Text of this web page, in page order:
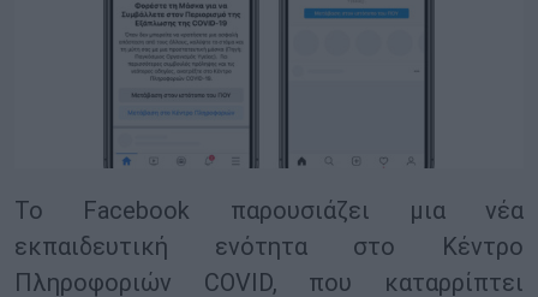
Το Facebook παρουσιάζει μια νέα
εκπαιδευτική ενότητα στο Κέντρο
Πληροφοριών COVID, που καταρρίπτει